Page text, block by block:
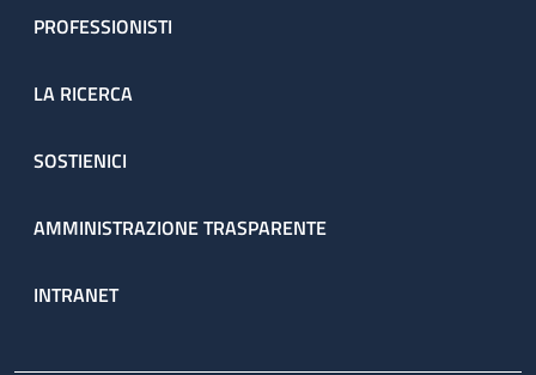
PROFESSIONISTI
LA RICERCA
SOSTIENICI
AMMINISTRAZIONE TRASPARENTE
INTRANET